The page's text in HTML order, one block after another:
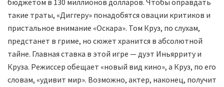
бюджетом в 130 миллионов долларов. Чтобы оправдать
такие траты, «Диггеру» понадобятся овации критиков и
пристальное внимание «Оскара». Том Круз, по слухам,
предстанет в гриме, но сюжет хранится в абсолютной
тайне. Главная ставка в этой игре — дуэт Иньярриту и
Круза. Режиссер обещает «новый вид кино», а Круз, по его
словам, «удивит мир». Возможно, актер, наконец, получит